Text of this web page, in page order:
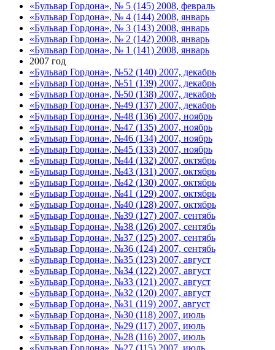
«Бульвар Гордона», № 5 (145) 2008, февраль
«Бульвар Гордона», № 4 (144) 2008, январь
«Бульвар Гордона», № 3 (143) 2008, январь
«Бульвар Гордона», № 2 (142) 2008, январь
«Бульвар Гордона», № 1 (141) 2008, январь
2007 год
«Бульвар Гордона», №52 (140) 2007, декабрь
«Бульвар Гордона», №51 (139) 2007, декабрь
«Бульвар Гордона», №50 (138) 2007, декабрь
«Бульвар Гордона», №49 (137) 2007, декабрь
«Бульвар Гордона», №48 (136) 2007, ноябрь
«Бульвар Гордона», №47 (135) 2007, ноябрь
«Бульвар Гордона», №46 (134) 2007, ноябрь
«Бульвар Гордона», №45 (133) 2007, ноябрь
«Бульвар Гордона», №44 (132) 2007, октябрь
«Бульвар Гордона», №43 (131) 2007, октябрь
«Бульвар Гордона», №42 (130) 2007, октябрь
«Бульвар Гордона», №41 (129) 2007, октябрь
«Бульвар Гордона», №40 (128) 2007, октябрь
«Бульвар Гордона», №39 (127) 2007, сентябь
«Бульвар Гордона», №38 (126) 2007, сентябь
«Бульвар Гордона», №37 (125) 2007, сентябь
«Бульвар Гордона», №36 (124) 2007, сентябь
«Бульвар Гордона», №35 (123) 2007, август
«Бульвар Гордона», №34 (122) 2007, август
«Бульвар Гордона», №33 (121) 2007, август
«Бульвар Гордона», №32 (120) 2007, август
«Бульвар Гордона», №31 (119) 2007, август
«Бульвар Гордона», №30 (118) 2007, июль
«Бульвар Гордона», №29 (117) 2007, июль
«Бульвар Гордона», №28 (116) 2007, июль
«Бульвар Гордона», №27 (115) 2007, июль